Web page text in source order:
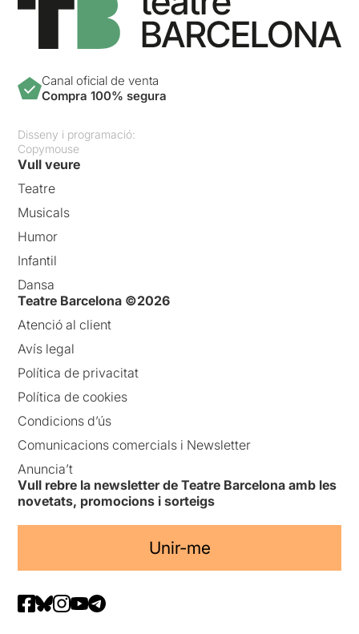
Canal oficial de venta
Compra 100% segura
Disseny i programació:
Copymouse
Vull veure
Teatre
Musicals
Humor
Infantil
Dansa
Teatre Barcelona ©2026
Atenció al client
Avís legal
Política de privacitat
Política de cookies
Condicions d’ús
Comunicacions comercials i Newsletter
Anuncia’t
Vull rebre la newsletter de Teatre Barcelona amb les
novetats, promocions i sorteigs
Unir-me